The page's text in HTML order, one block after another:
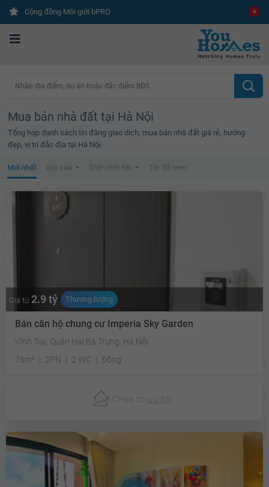
Cộng đồng Môi giới bPRO
Nhập địa điểm, dự án hoặc đặc điểm BĐS ...
Mua bán nhà đất tại Hà Nội
Tổng hợp danh sách tin đăng giao dịch, mua bán nhà đất giá rẻ, hướng
đẹp, vị trí đắc địa tại Hà Nội
Mới nhất Giá cao Diện tích lớn Tin đã xem
Giá từ 2.9 tỷ Thương lượng
Bán căn hộ chung cư Imperia Sky Garden
Vĩnh Tuy, Quận Hai Bà Trưng, Hà Nội
76m²
2PN 2 WC Đông
Chưa có ưu đãi